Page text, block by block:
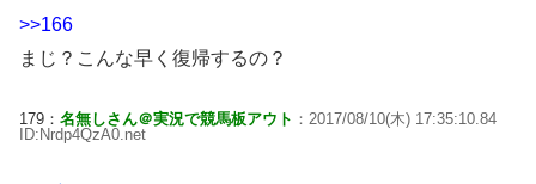
>>166
まじ？こんな早く復帰するの？
179： 名無しさん＠実況で競馬板アウト ：2017/08/10(木) 17:35:10.84
ID:Nrdp4QzA0.net